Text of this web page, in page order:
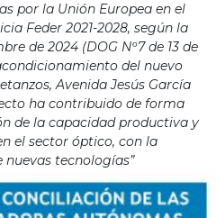
por la Unión Europea en el
Feder 2021-2028, según la
de 2024 (DOG Nº7 de 13 de
del nuevo
Avenida Jesús García
ha contribuido de forma
de la capacidad productiva y
el sector óptico, con la
tecnologías”